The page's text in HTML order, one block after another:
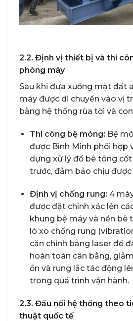
2.2. Định vị thiết bị và thi
phòng máy
Sau khi đưa xuống mặt đất
máy được di chuyển vào vị
bằng hệ thống rùa tời và
Thi công bệ móng: Bệ
được Bình Minh phối hợp
dựng xử lý đổ bê tông
trước, đảm bảo chịu
Định vị chống rung: 4
được đặt chính xác lên
khung bệ máy và nền bê
lò xo chống rung
căn chỉnh bằng laser để
hoàn toàn cân bằng,
ồn và rung lắc tác động
trong quá trình vận hành.
2.3. Đấu nối hệ thống theo
thuật quốc tế